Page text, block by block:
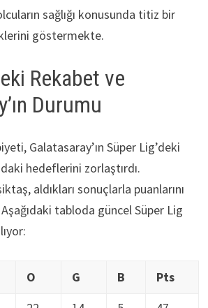
sağlığı konusunda titiz bir
göstermekte.
Rekabet ve
Durumu
Galatasaray’ın Süper Lig’deki
hedeflerini zorlaştırdı.
aldıkları sonuçlarla puanlarını
tabloda güncel Süper Lig
O G B
Pts